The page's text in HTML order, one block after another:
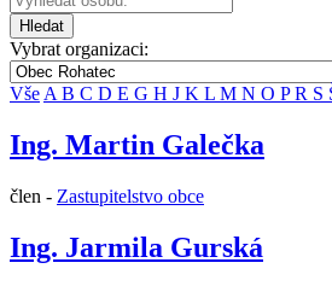
Hledat
Vybrat organizaci:
Vše A B C D E G H J K L M N O PR S
Ing. Martin Galečka
člen - Zastupitelstvo obce
Ing. Jarmila Gurská